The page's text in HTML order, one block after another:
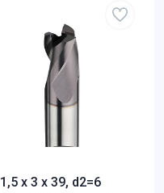
1,5 x 3 x 39, d2=6